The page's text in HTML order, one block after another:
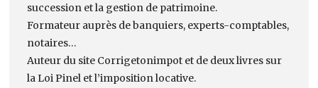
succession et la gestion de patrimoine.
Formateur auprès de banquiers, experts-comptables,
notaires…
Auteur du site Corrigetonimpot et de deux livres sur
la Loi Pinel et l’imposition locative.